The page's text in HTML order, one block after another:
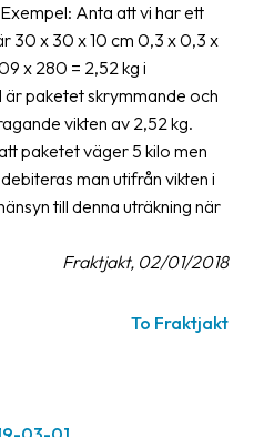
Anta att vi har ett
30 x 30 x 10 cm 0,3 x 0,3 x
x 280 = 2,52 kg i
paketet skrymmande och
vikten av 2,52 kg.
paketet väger 5 kilo men
man utifrån vikten i
till denna uträkning när
Fraktjakt, 02/01/2018
To Fraktjakt